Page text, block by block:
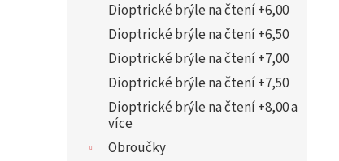
Dioptrické brýle na čtení +6,00
Dioptrické brýle na čtení +6,50
Dioptrické brýle na čtení +7,00
Dioptrické brýle na čtení +7,50
Dioptrické brýle na čtení +8,00 a
více
Obroučky